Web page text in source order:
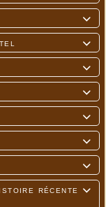








récente